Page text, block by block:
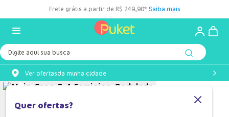
Frete grátis a partir de R$ 249,90* Saiba mais
Digite aqui sua busca
Ver ofertasda minha cidade
Quer ofertas?